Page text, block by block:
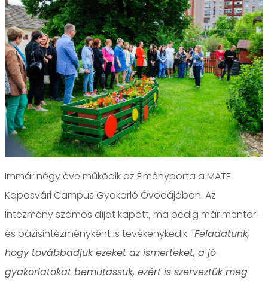
Immár négy éve működik az Élményporta a MATE
Kaposvári Campus Gyakorló Óvodájában. Az
intézmény számos díjat kapott, ma pedig már mentor-
és bázisintézményként is tevékenykedik. "Feladatunk,
hogy továbbadjuk ezeket az ismerteket, a jó
gyakorlatokat bemutassuk, ezért is szerveztük meg